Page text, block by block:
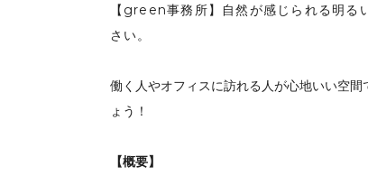
【green事務所】自然が感じられる明る
さい。
働く人やオフィスに訪れる人が心地いい空
ょう！
【概要】